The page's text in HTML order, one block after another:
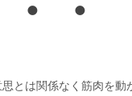
とは関係なく筋肉を